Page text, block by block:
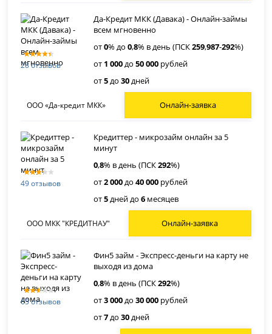
28 отзывов
Да-Кредит МКК (Давака) - Онлайн-займы
всем мгновенно
от0% до0,8% в день (ПСК259,987-292%)
от 1 000до50 000 рублей
от5до30дней
ООО «Да-кредит МКК» Онлайн-заявка
49 отзывов
Кредиттер - микрозайм онлайн за 5
минут
0,8% в день (ПСК292%)
от2 000до40 000 рублей
от5дней до6 месяцев
ООО МКК "КРЕДИТНАУ" Онлайн-заявка
65 отзывов
Фин5 займ - Экспресс-деньги на карту не
выходя из дома
0,8% в день (ПСК292%)
от3 000до30 000 рублей
от7до30дней